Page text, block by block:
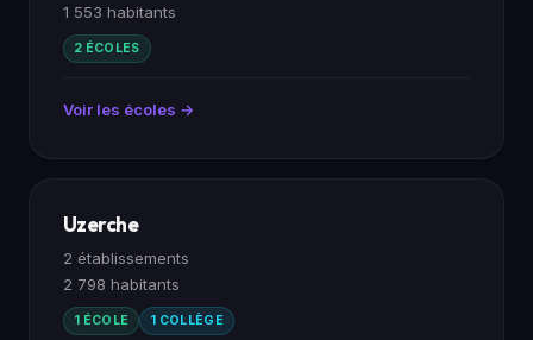
1 553 habitants
2 ÉCOLES
Voir les écoles →
Uzerche
2 établissements
2 798 habitants
1 ÉCOLE 1 COLLÈGE